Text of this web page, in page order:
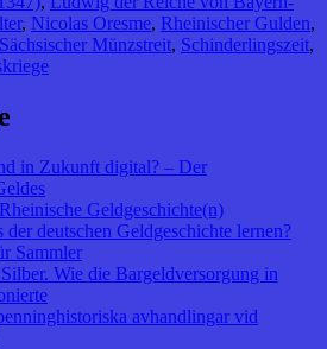
, Nicolas Oresme, Rheinischer Gulden,
Sächsischer Münzstreit, Schinderlingszeit,
in Zukunft digital? – Der
Geldgeschichte(n)
deutschen Geldgeschichte lernen?
Sammler
Wie die Bargeldversorgung in
avhandlingar vid